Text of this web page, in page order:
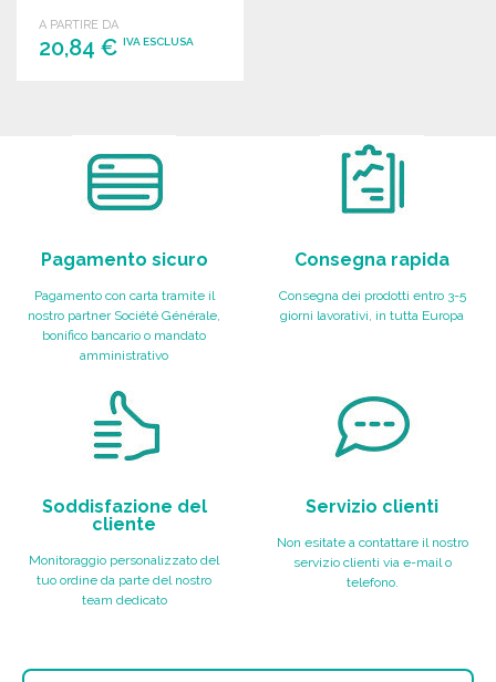
A PARTIRE DA
20,84 € IVA ESCLUSA
Pagamento sicuro
Pagamento con carta tramite il
nostro partner Société Générale,
bonifico bancario o mandato
amministrativo
Consegna rapida
Consegna dei prodotti entro 3-5
giorni lavorativi, in tutta Europa
Soddisfazione del
cliente
Monitoraggio personalizzato del
tuo ordine da parte del nostro
team dedicato
Servizio clienti
Non esitate a contattare il nostro
servizio clienti via e-mail o
telefono.